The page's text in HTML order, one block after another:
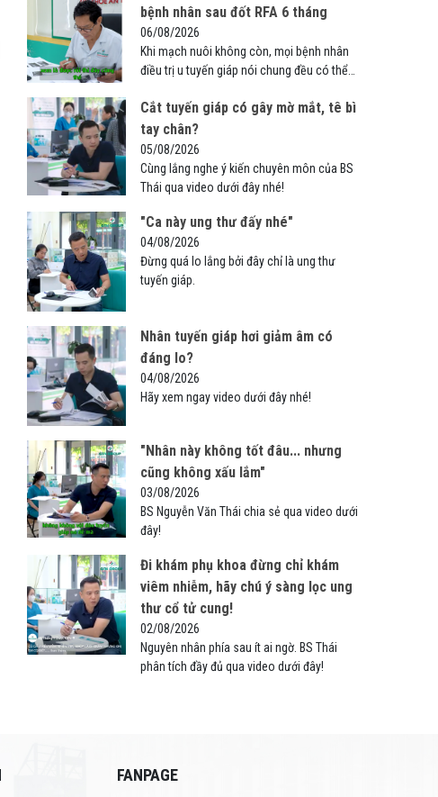
bệnh nhân sau đốt RFA 6 tháng
06/08/2026
Khi mạch nuôi không còn, mọi bệnh nhân
điều trị u tuyến giáp nói chung đều có thể
Cắt tuyến giáp có gây mờ mắt, tê bì
tay chân?
05/08/2026
Cùng lắng nghe ý kiến chuyên môn của BS
Thái qua video dưới đây nhé!
"Ca này ung thư đấy nhé"
04/08/2026
Đừng quá lo lắng bởi đây chỉ là ung thư
tuyến giáp.
Nhân tuyến giáp hơi giảm âm có
đáng lo?
04/08/2026
Hãy xem ngay video dưới đây nhé!
"Nhân này không tốt đâu... nhưng
cũng không xấu lắm"
03/08/2026
BS Nguyễn Văn Thái chia sẻ qua video dưới
đây!
Đi khám phụ khoa đừng chỉ khám
viêm nhiễm, hãy chú ý sàng lọc ung
thư cổ tử cung!
02/08/2026
Nguyên nhân phía sau ít ai ngờ. BS Thái
phân tích đầy đủ qua video dưới đây!
FANPAGE